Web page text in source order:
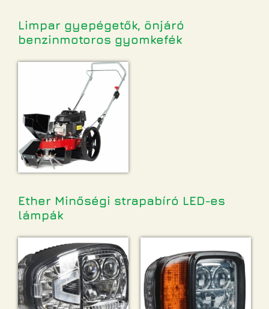
Limpar gyepégetők, önjáró
benzinmotoros gyomkefék
Ether Minőségi strapabíró LED-es
lámpák